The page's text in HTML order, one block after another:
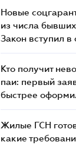
Новые
из числа
Закон вступил в
Кто получит
паи: первый
быстрее
Жилые ГСН
какие